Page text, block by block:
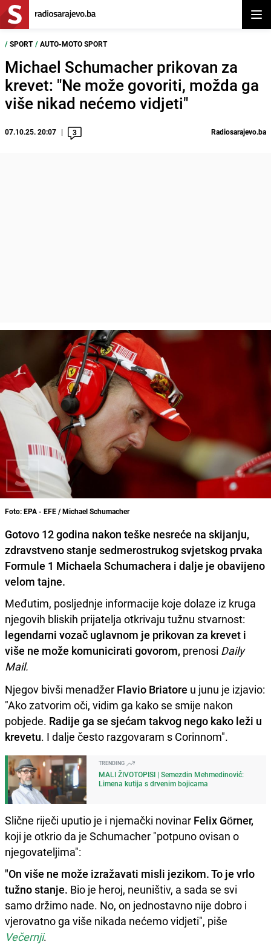
/ SPORT / AUTO-MOTO SPORT
Michael Schumacher prikovan za
krevet: "Ne može govoriti, možda ga
više nikad nećemo vidjeti"
07.10.25. 20:07 3 Radiosarajevo.ba
Foto: EPA - EFE / Michael Schumacher
Gotovo 12 godina nakon teške nesreće na skijanju,
zdravstveno stanje sedmerostrukog svjetskog prvaka
Formule 1 Michaela Schumachera i dalje je obavijeno
velom tajne.
Međutim, posljednje informacije koje dolaze iz kruga
njegovih bliskih prijatelja otkrivaju tužnu stvarnost:
legendarni vozač uglavnom je prikovan za krevet i
više ne može komunicirati govorom, prenosi Daily
Mail.
Njegov bivši menadžer Flavio Briatore u junu je izjavio:
"Ako zatvorim oči, vidim ga kako se smije nakon
pobjede. Radije ga se sjećam takvog nego kako leži u
krevetu. I dalje često razgovaram s Corinnom".
TRENDING
MALI ŽIVOTOPISI | Semezdin Mehmedinović:
Limena kutija s drvenim bojicama
Slične riječi uputio je i njemački novinar Felix Görner,
koji je otkrio da je Schumacher "potpuno ovisan o
njegovateljima":
"On više ne može izražavati misli jezikom. To je vrlo
tužno stanje. Bio je heroj, neuništiv, a sada se svi
samo držimo nade. No, on jednostavno nije dobro i
vjerovatno ga više nikada nećemo vidjeti", piše
Večernji.